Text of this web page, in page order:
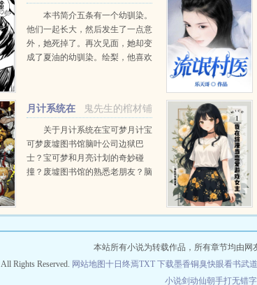
本书简介五条有一个幼驯染。
他们一起长大，然后发生了一点意
外，她死掉了。再次见面，她却变
成了夏油的幼驯染。绘梨，他喜欢
鬼先生的棺材铺
月计系统在
宝可梦关于月计系统在宝可梦月计宝
可梦废墟图书馆脑叶公司边狱巴
士？宝可梦和月亮计划的奇妙碰
撞？废墟图书馆的熟悉老朋友？脑
斯的悲惨的一生本应该在九人会在
本站所有小说为转载作品，所有章节均由网
All Rights Reserved. 网站地图十日终焉TXT 下载墨香铜臭快眼看书武
小说剑动仙朝手打无错